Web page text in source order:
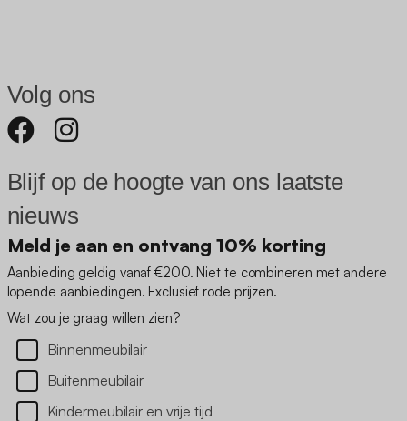
Volg ons
Blijf op de hoogte van ons laatste
nieuws
Meld je aan en ontvang 10% korting
Aanbieding geldig vanaf €200. Niet te combineren met andere
lopende aanbiedingen. Exclusief rode prijzen.
Wat zou je graag willen zien?
Binnenmeubilair
Buitenmeubilair
Kindermeubilair en vrije tijd